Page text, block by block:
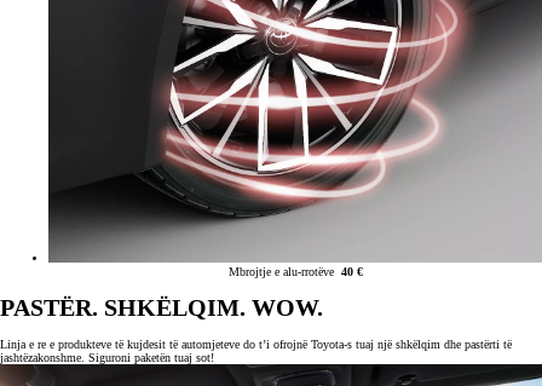
Mbrojtje e alu-rrotëve 40 €
PASTËR. SHKËLQIM. WOW.
Linja e re e produkteve të kujdesit të automjeteve do t’i ofrojnë Toyota-s tuaj një shkëlqim dhe pastërti të
jashtëzakonshme. Siguroni paketën tuaj sot!